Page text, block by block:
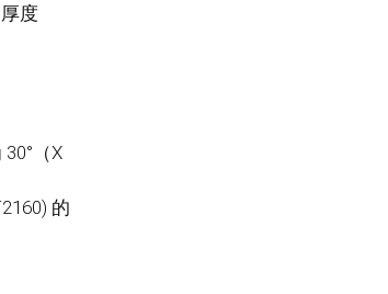
度
（X
的